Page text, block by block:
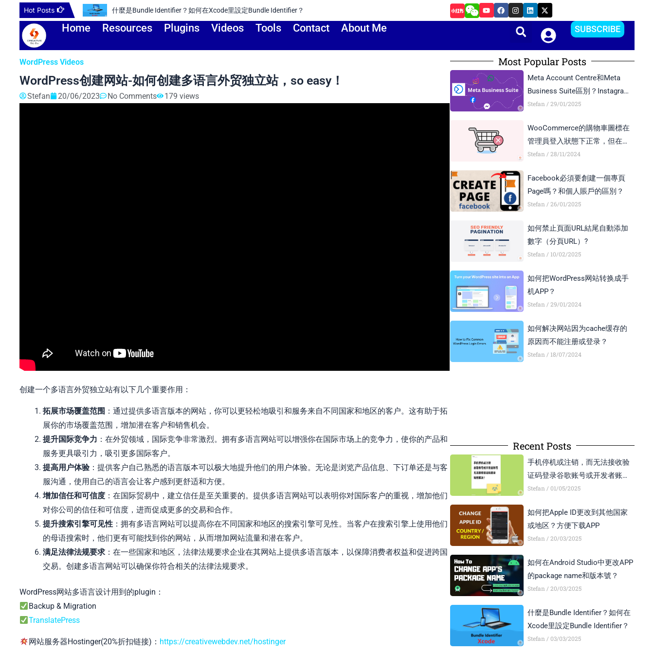
content
Hot Posts 如何驗證網站的所有權？（Google Developer Account） 發佈應用程式APP，如何設計專業的螢幕截圖？
Y
o
u
e
F
a
c
o
k
I
n
s
t
a
r
a
m
L
i
n
i
X
-
t
w
i
t
t
e
r
Home Resources Plugins Videos Tools Contact About Me SUBSCRIBE
WordPress Videos
WordPress创建网站-如何创建多语言外贸独立站，so easy！
Stefan 20/06/2023 No Comments 179 views
创建一个多语言外贸独立站有以下几个重要作用：
拓展市场覆盖范围 ：通过提供多语言版本的网站，你可以更轻松地吸引和服务来自不同国家和地区的客户。这有助于拓
展你的市场覆盖范围，增加潜在客户和销售机会。
提升国际竞争力 ：在外贸领域，国际竞争非常激烈。拥有多语言网站可以增强你在国际市场上的竞争力，使你的产品和
服务更具吸引力，吸引更多国际客户。
提高用户体验：提供客户自己熟悉的语言版本可以极大地提升他们的用户体验。无论是浏览产品信息、下订单还是与客
服沟通，使用自己的语言会让客户感到更舒适和方便。
增加信任和可信度 ：在国际贸易中，建立信任是至关重要的。提供多语言网站可以表明你对国际客户的重视，增加他们
对你公司的信任和可信度，进而促成更多的交易和合作。
提升搜索引擎可见性 ：拥有多语言网站可以提高你在不同国家和地区的搜索引擎可见性。当客户在搜索引擎上使用他们
的母语搜索时，他们更有可能找到你的网站，从而增加网站流量和潜在客户。
满足法律法规要求 ：在一些国家和地区，法律法规要求企业在其网站上提供多语言版本，以保障消费者权益和促进跨国
交易。创建多语言网站可以确保你符合相关的法律法规要求。
WordPress网站多语言设计用到的plugin：
Backup & Migration
TranslatePress
网站服务器Hostinger(20%折扣链接)： https://creativewebdev.net/hostinger
Most Popular Posts
Meta Account Centre和Meta
Business Suite區別？Instagram
Business Account和Creator
Stefan 29/01/2025
WooCommerce的購物車圖標在
管理員登入狀態下正常，但在訪
客模式下顯示異常，如何解決？
Stefan 28/11/2024
Facebook必須要創建一個專頁
Page嗎？和個人賬戶的區別？
Stefan 26/01/2025
如何禁止頁面URL結尾自動添加
數字（分頁URL）?
Stefan 10/02/2025
如何把WordPress网站转换成手
机APP？
Stefan 29/01/2024
如何解决网站因为cache缓存的
原因而不能注册或登录？
Stefan 18/07/2024
Recent Posts
手机停机或注销，而无法接收验
证码登录谷歌账号或开发者账号
怎么办？
Stefan 01/05/2025
如何把Apple ID更改到其他国家
或地区？方便下载APP
Stefan 20/03/2025
如何在Android Studio中更改APP
的package name和版本號？
Stefan 20/03/2025
什麼是Bundle Identifier？如何在
Xcode里設定Bundle Identifier？
Stefan 03/03/2025